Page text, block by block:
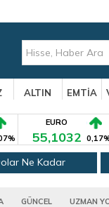
ALTIN EMTİA
EURO
55,1032
Ne Kadar
GÜNCEL UZMAN